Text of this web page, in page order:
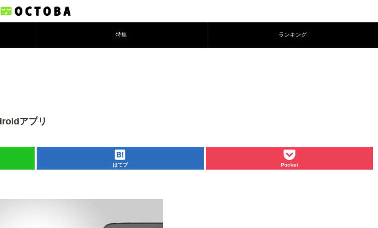
特集 ランキング
アプリ
はてブ Pocket